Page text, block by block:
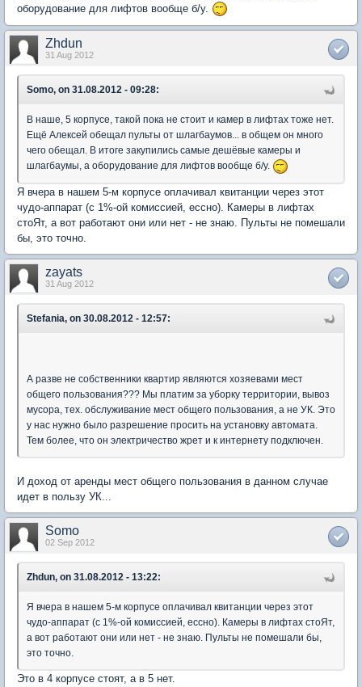
оборудование для лифтов вообще б/у.
Zhdun
31 Aug 2012
Somo, on 31.08.2012 - 09:28:
В наше, 5 корпусе, такой пока не стоит и камер в лифтах тоже нет.
Ещё Алексей обещал пульты от шлагбаумов... в общем он много
чего обещал. В итоге закупились самые дешёвые камеры и
шлагбаумы, а оборудование для лифтов вообще б/у.
Я вчера в нашем 5-м корпусе оплачивал квитанции через этот
чудо-аппарат (с 1%-ой комиссией, ессно). Камеры в лифтах
стоЯт, а вот работают они или нет - не знаю. Пульты не помешали
бы, это точно.
zayats
31 Aug 2012
Stefania, on 30.08.2012 - 12:57:
А разве не собственники квартир являются хозяевами мест
общего пользования??? Мы платим за уборку территории, вывоз
мусора, тех. обслуживание мест общего пользования, а не УК. Это
у нас нужно было разрешение просить на установку автомата.
Тем более, что он электричество жрет и к интернету подключен.
И доход от аренды мест общего пользования в данном случае
идет в пользу УК...
Somo
02 Sep 2012
Zhdun, on 31.08.2012 - 13:22:
Я вчера в нашем 5-м корпусе оплачивал квитанции через этот
чудо-аппарат (с 1%-ой комиссией, ессно). Камеры в лифтах стоЯт,
а вот работают они или нет - не знаю. Пульты не помешали бы,
это точно.
Это в 4 корпусе стоят, а в 5 нет.